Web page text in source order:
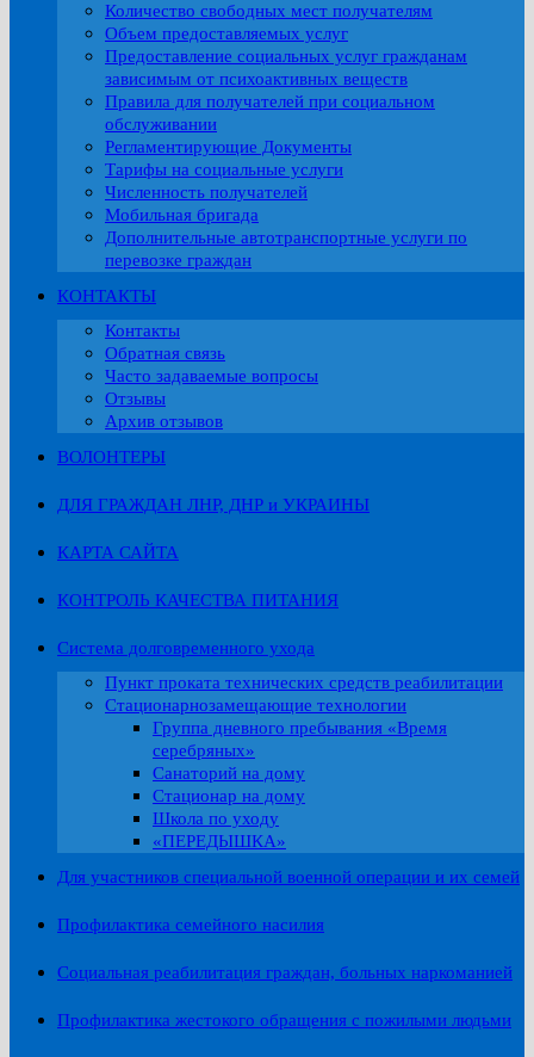
Количество свободных мест получателям
Объем предоставляемых услуг
Предоставление социальных услуг гражданам
зависимым от психоактивных веществ
Правила для получателей при социальном
обслуживании
Регламентирующие Документы
Тарифы на социальные услуги
Численность получателей
Мобильная бригада
Дополнительные автотранспортные услуги по
перевозке граждан
КОНТАКТЫ
Контакты
Обратная связь
Часто задаваемые вопросы
Отзывы
Архив отзывов
ВОЛОНТЕРЫ
ДЛЯ ГРАЖДАН ЛНР, ДНР и УКРАИНЫ
КАРТА САЙТА
КОНТРОЛЬ КАЧЕСТВА ПИТАНИЯ
Система долговременного ухода
Пункт проката технических средств реабилитации
Стационарнозамещающие технологии
Группа дневного пребывания «Время
серебряных»
Санаторий на дому
Стационар на дому
Школа по уходу
«ПЕРЕДЫШКА»
Для участников специальной военной операции и их семей
Профилактика семейного насилия
Социальная реабилитация граждан, больных наркоманией
Профилактика жестокого обращения с пожилыми людьми